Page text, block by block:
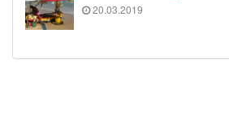
20.03.2019